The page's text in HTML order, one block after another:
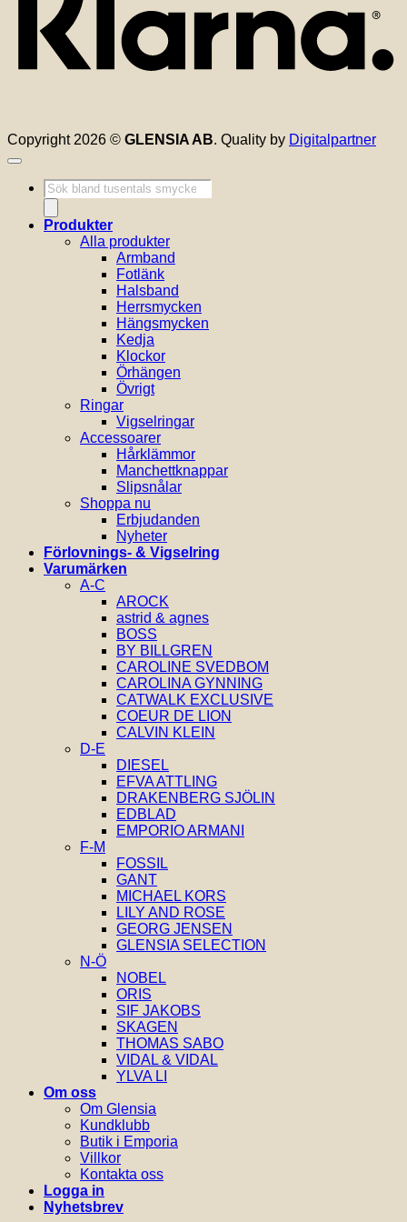
Copyright 2026 © GLENSIA AB. Quality by Digitalpartner
Produktsökning
Produkter
Alla produkter
Armband
Fotlänk
Halsband
Herrsmycken
Hängsmycken
Kedja
Klockor
Örhängen
Övrigt
Ringar
Vigselringar
Accessoarer
Hårklämmor
Manchettknappar
Slipsnålar
Shoppa nu
Erbjudanden
Nyheter
Förlovnings- & Vigselring
Varumärken
A-C
AROCK
astrid & agnes
BOSS
BY BILLGREN
CAROLINE SVEDBOM
CAROLINA GYNNING
CATWALK EXCLUSIVE
COEUR DE LION
CALVIN KLEIN
D-E
DIESEL
EFVA ATTLING
DRAKENBERG SJÖLIN
EDBLAD
EMPORIO ARMANI
F-M
FOSSIL
GANT
MICHAEL KORS
LILY AND ROSE
GEORG JENSEN
GLENSIA SELECTION
N-Ö
NOBEL
ORIS
SIF JAKOBS
SKAGEN
THOMAS SABO
VIDAL & VIDAL
YLVA LI
Om oss
Om Glensia
Kundklubb
Butik i Emporia
Villkor
Kontakta oss
Logga in
Nyhetsbrev